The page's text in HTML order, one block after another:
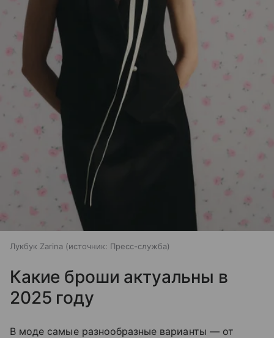
Лукбук Zarina источник: Пресс-служба
Какие броши актуальны в
2025 году
В моде самые разнообразные варианты — от